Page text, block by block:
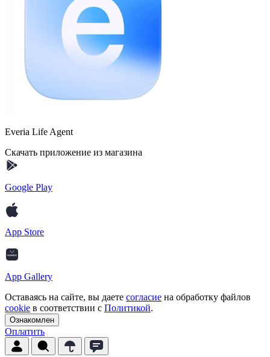
Everia Life Agent
Скачать приложение из магазина
Google Play
App Store
App Gallery
Оставаясь на сайте, вы даете согласие на обработку файлов
cookie в соответствии с Политикой.
Ознакомлен
Оплатить